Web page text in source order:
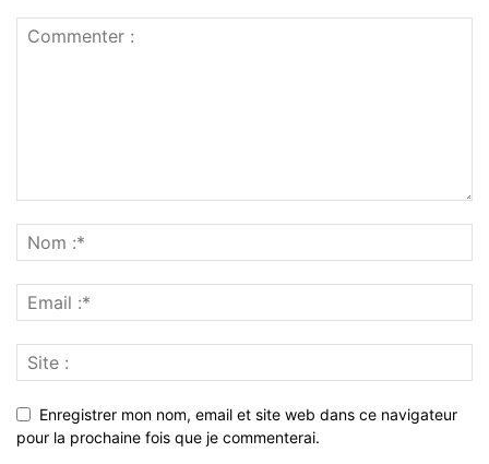
Enregistrer mon nom, email et site web dans ce navigateur
pour la prochaine fois que je commenterai.